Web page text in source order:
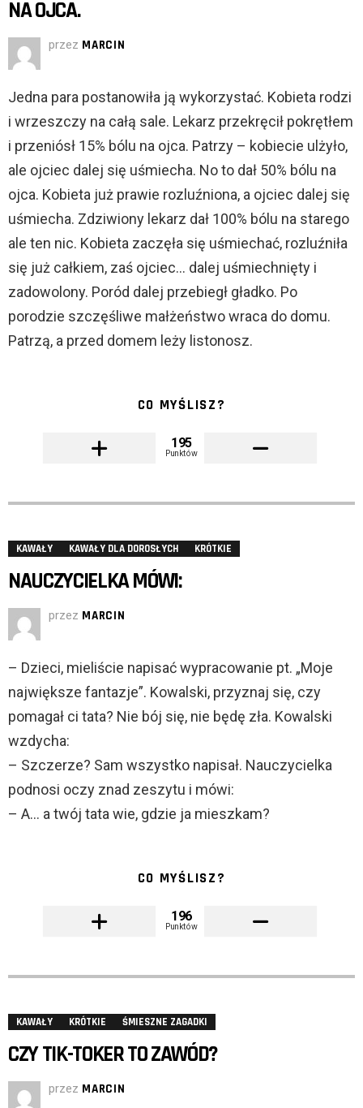
NA OJCA.
przez MARCIN
Jedna para postanowiła ją wykorzystać. Kobieta rodzi
i wrzeszczy na całą sale. Lekarz przekręcił pokrętłem
i przeniósł 15% bólu na ojca. Patrzy – kobiecie ulżyło,
ale ojciec dalej się uśmiecha. No to dał 50% bólu na
ojca. Kobieta już prawie rozluźniona, a ojciec dalej się
uśmiecha. Zdziwiony lekarz dał 100% bólu na starego
ale ten nic. Kobieta zaczęła się uśmiechać, rozluźniła
się już całkiem, zaś ojciec… dalej uśmiechnięty i
zadowolony. Poród dalej przebiegł gładko. Po
porodzie szczęśliwe małżeństwo wraca do domu.
Patrzą, a przed domem leży listonosz.
CO MYŚLISZ?
195
Punktów
KAWAŁY KAWAŁY DLA DOROSŁYCH KRÓTKIE
NAUCZYCIELKA MÓWI:
przez MARCIN
– Dzieci, mieliście napisać wypracowanie pt. „Moje
największe fantazje”. Kowalski, przyznaj się, czy
pomagał ci tata? Nie bój się, nie będę zła. Kowalski
wzdycha:
– Szczerze? Sam wszystko napisał. Nauczycielka
podnosi oczy znad zeszytu i mówi:
– A… a twój tata wie, gdzie ja mieszkam?
CO MYŚLISZ?
196
Punktów
KAWAŁY KRÓTKIE ŚMIESZNE ZAGADKI
CZY TIK-TOKER TO ZAWÓD?
przez MARCIN